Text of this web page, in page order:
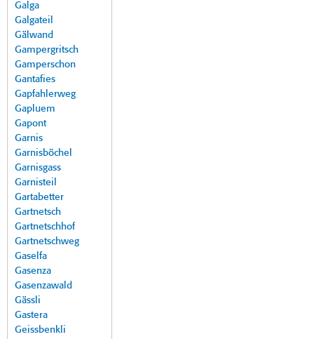
Galga
Galgateil
Gälwand
Gampergritsch
Gamperschon
Gantafies
Gapfahlerweg
Gapluem
Gapont
Garnis
Garnisböchel
Garnisgass
Garnisteil
Gartabetter
Gartnetsch
Gartnetschhof
Gartnetschweg
Gaselfa
Gasenza
Gasenzawald
Gässli
Gastera
Geissbenkli